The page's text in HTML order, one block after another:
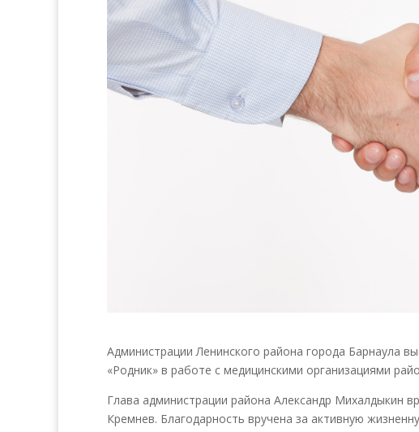
Администрации Ленинского района города Барнаула
«Родник» в работе с медицинскими организациями
Глава администрации района Александр Михалдыкин
Кремнев. Благодарность вручена за активную